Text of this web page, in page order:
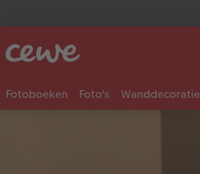
Fotoboeken Foto's Wanddecoratie